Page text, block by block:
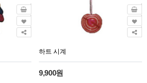
하트 시계
9,900원